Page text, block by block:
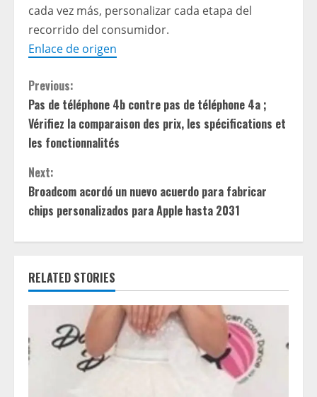
cada vez más, personalizar cada etapa del
recorrido del consumidor.
Enlace de origen
C
o
n
t
i
n
u
e
e
Previous:
Pas de téléphone 4b contre pas de téléphone 4a ;
Vérifiez la comparaison des prix, les spécifications et
les fonctionnalités
Next:
Broadcom acordó un nuevo acuerdo para fabricar
chips personalizados para Apple hasta 2031
RELATED STORIES